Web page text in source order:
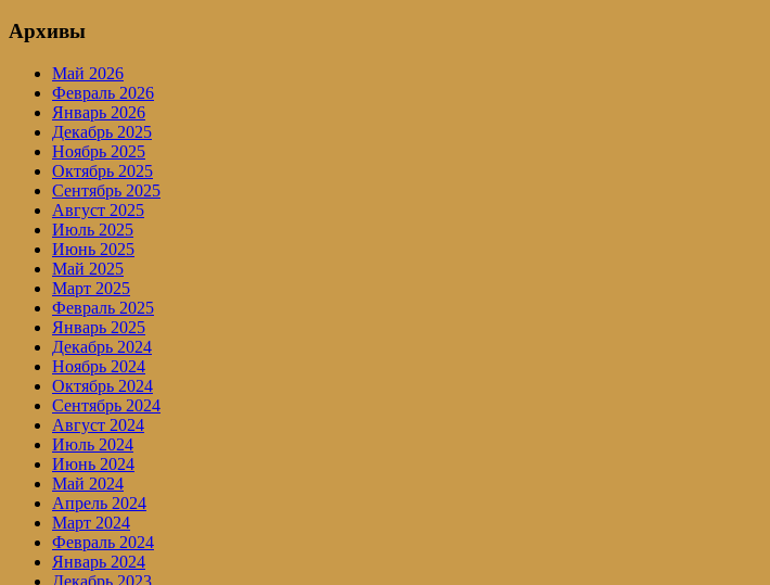
Архивы
Май 2026
Февраль 2026
Январь 2026
Декабрь 2025
Ноябрь 2025
Октябрь 2025
Сентябрь 2025
Август 2025
Июль 2025
Июнь 2025
Май 2025
Март 2025
Февраль 2025
Январь 2025
Декабрь 2024
Ноябрь 2024
Октябрь 2024
Сентябрь 2024
Август 2024
Июль 2024
Июнь 2024
Май 2024
Апрель 2024
Март 2024
Февраль 2024
Январь 2024
Декабрь 2023